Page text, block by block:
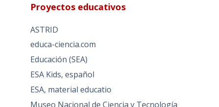
Proyectos educativos
ASTRID
educa-ciencia.com
Educación (SEA)
ESA Kids, español
ESA, material educatio
Museo Nacional de Ciencia y Tecnología